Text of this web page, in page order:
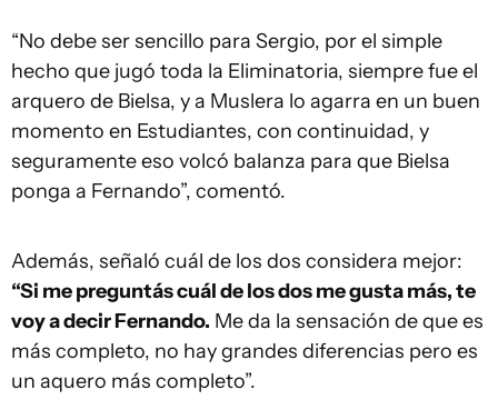
“No debe ser sencillo para Sergio, por el simple
hecho que jugó toda la Eliminatoria, siempre fue el
arquero de Bielsa, y a Muslera lo agarra en un buen
momento en Estudiantes, con continuidad, y
seguramente eso volcó balanza para que Bielsa
ponga a Fernando”, comentó.
Además, señaló cuál de los dos considera mejor:
“Si me preguntás cuál de los dos me gusta más, te
voy a decir Fernando. Me da la sensación de que es
más completo, no hay grandes diferencias pero es
un aquero más completo”.